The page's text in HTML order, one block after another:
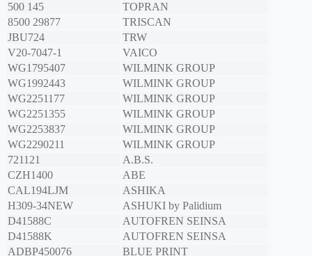
500 145
TOPRAN
8500 29877
TRISCAN
JBU724
TRW
V20-7047-1
VAICO
WG1795407
WILMINK GROUP
WG1992443
WILMINK GROUP
WG2251177
WILMINK GROUP
WG2251355
WILMINK GROUP
WG2253837
WILMINK GROUP
WG2290211
WILMINK GROUP
721121
A.B.S.
CZH1400
ABE
CAL194LJM
ASHIKA
H309-34NEW
ASHUKI by Palidium
D41588C
AUTOFREN SEINSA
D41588K
AUTOFREN SEINSA
ADBP450076
BLUE PRINT